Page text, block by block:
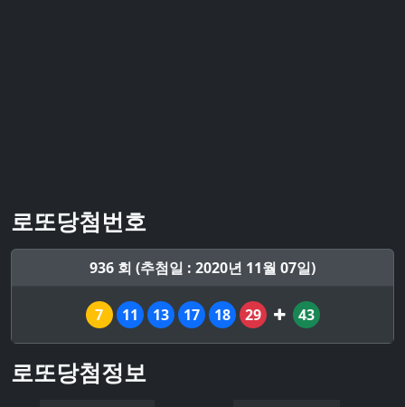
로또당첨번호
936 회 (추첨일 : 2020년 11월 07일)
7 11 13 17 18 29 43
로또당첨정보